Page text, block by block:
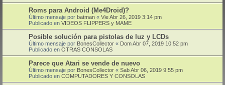
Roms para Android (Me4Droid)?
Último mensaje por batman « Vie Abr 26, 2019 3:14 pm
Publicado en VIDEOS FLIPPERS y MAME
Posible solución para pistolas de luz y LCDs
Último mensaje por BonesCollector « Dom Abr 07, 2019 10:52 pm
Publicado en OTRAS CONSOLAS
Parece que Atari se vende de nuevo
Último mensaje por BonesCollector « Sab Abr 06, 2019 9:55 pm
Publicado en COMPUTADORES Y CONSOLAS